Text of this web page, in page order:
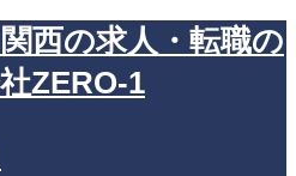
関西の求人・転職の
ZERO-1